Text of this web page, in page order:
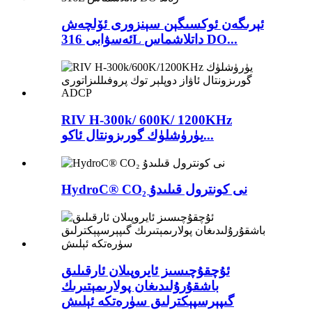
ئېرىگەن ئوكسىگېن سېنزورى ئۆلچەش
ئەسۋابى 316L داتلاشماس DO...
RIV H-300k/ 600K/ 1200KHz
يۈرۈشلۈك گورىزونتال ئاكو...
HydroC® CO₂ نى كونترول قىلىدۇ
ئۇچقۇچىسىز ئايروپىلان ئارقىلىق
باشقۇرۇلىدىغان پولارىمېتىرىك
گىپېرسپېكترلىق سۈرەتكە ئېلىش